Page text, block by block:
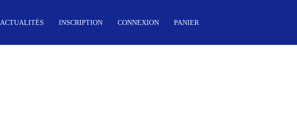
ACTUALITÉS INSCRIPTION CONNEXION PANIER